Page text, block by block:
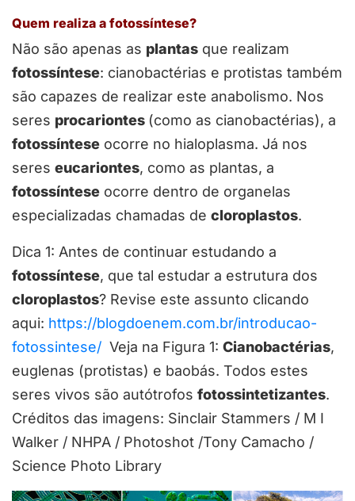
Quem realiza a fotossíntese?
Não são apenas as plantas que realizam
fotossíntese: cianobactérias e protistas também
são capazes de realizar este anabolismo. Nos
seres procariontes (como as cianobactérias), a
fotossíntese ocorre no hialoplasma. Já nos
seres eucariontes, como as plantas, a
fotossíntese ocorre dentro de organelas
especializadas chamadas de cloroplastos.
Dica 1: Antes de continuar estudando a
fotossíntese, que tal estudar a estrutura dos
cloroplastos? Revise este assunto clicando
aqui: https://blogdoenem.com.br/introducao-
fotossintese/ Veja na Figura 1: Cianobactérias,
euglenas (protistas) e baobás. Todos estes
seres vivos são autótrofos fotossintetizantes.
Créditos das imagens: Sinclair Stammers / M I
Walker / NHPA / Photoshot /Tony Camacho /
Science Photo Library